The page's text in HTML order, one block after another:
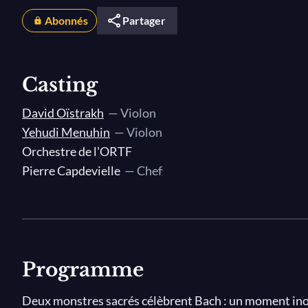
Abonnés Partager
Casting
David Oïstrakh — Violon
Yehudi Menuhin — Violon
Orchestre de l'ORTF
Pierre Capdevielle — Chef
Programme
Deux monstres sacrés célèbrent Bach : un moment